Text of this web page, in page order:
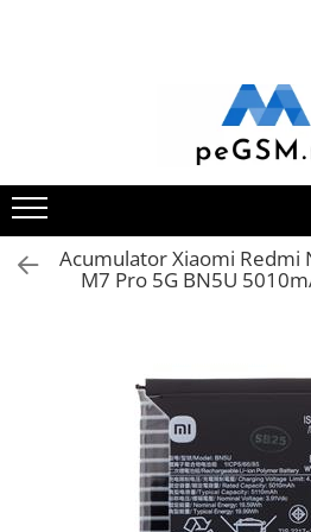
SAMSUNG COMPATIBILE
SAMSUNG SERVICE PACK
Galaxy J
Galaxy J COMPATIBIL
GALAXY M COMPATIBILE
GALAXY M SERVICE PACK
Galaxy N COMPATIBILE
Galaxy N SERVICE PACK
Acumulator Xiaomi Redmi
M7 Pro 5G BN5U